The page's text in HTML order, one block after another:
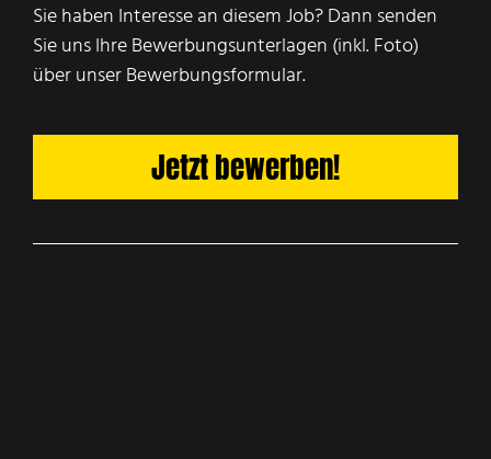
Sie haben Interesse an diesem Job? Dann senden
Sie uns Ihre Bewerbungsunterlagen (inkl. Foto)
über unser Bewerbungsformular.
Jetzt bewerben!